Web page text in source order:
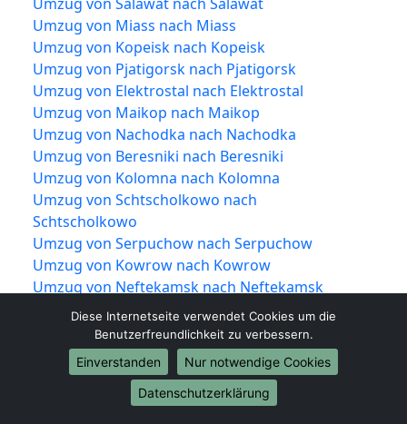
Umzug von Miass nach Miass
Umzug von Kopeisk nach Kopeisk
Umzug von Pjatigorsk nach Pjatigorsk
Umzug von Elektrostal nach Elektrostal
Umzug von Maikop nach Maikop
Umzug von Nachodka nach Nachodka
Umzug von Beresniki nach Beresniki
Umzug von Kolomna nach Kolomna
Umzug von Schtscholkowo nach
Schtscholkowo
Umzug von Serpuchow nach Serpuchow
Umzug von Kowrow nach Kowrow
Umzug von Neftekamsk nach Neftekamsk
Umzug von Kislowodsk nach Kislowodsk
Umzug von Bataisk nach Bataisk
Umzug von Rubzowsk nach Rubzowsk
Umzug von Obninsk nach Obninsk
Umzug von Kysyl nach Kysyl
Diese Internetseite verwendet Cookies um die
Benutzerfreundlichkeit zu verbessern.
Einverstanden
Nur notwendige Cookies
Datenschutzerklärung